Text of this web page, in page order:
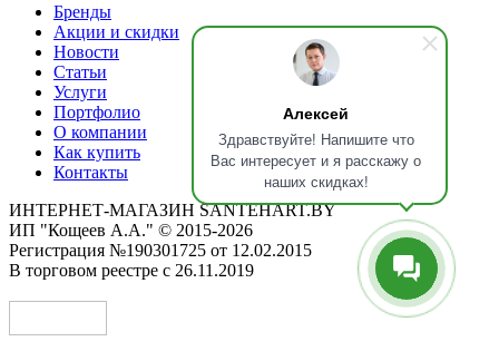
Алексей
Здравствуйте! Напишите что
Вас интересует и я расскажу о
наших скидках!
Бренды
Акции и скидки
Новости
Статьи
Услуги
Портфолио
О компании
Как купить
Контакты
ИНТЕРНЕТ-МАГАЗИН SANTEHART.BY
ИП "Кощеев А.А." © 2015-2026
Регистрация №190301725 от 12.02.2015
В торговом реестре с 26.11.2019